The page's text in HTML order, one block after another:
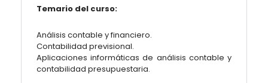
Temario del curso:
Análisis contable y financiero.
Contabilidad previsional.
Aplicaciones informáticas de análisis contable y
contabilidad presupuestaria.